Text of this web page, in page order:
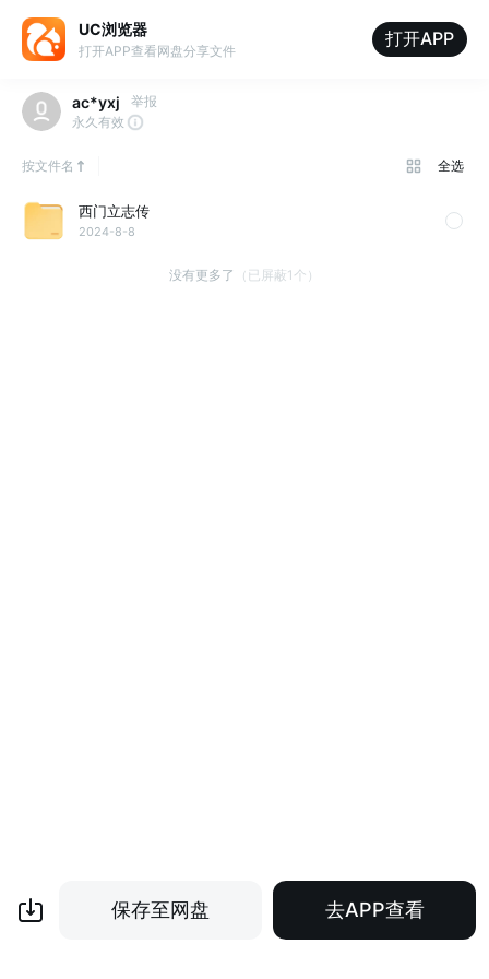
UC浏览器
打开APP查看网盘分享文件
打开APP
ac*yxj
举报
永久有效
按文件名 全选
西门立志传
2024-8-8
没有更多了 （已屏蔽1个）
保存至网盘 去APP查看